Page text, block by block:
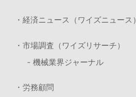
・経済ニュース（ワイズニュース）
・市場調査（ワイズリサーチ）
- 機械業界ジャーナル
・労務顧問